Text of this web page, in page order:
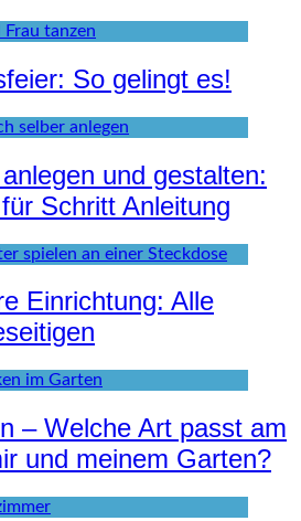
So gelingt es!
und gestalten:
Schritt Anleitung
Einrichtung: Alle
– Welche Art passt am
und meinem Garten?